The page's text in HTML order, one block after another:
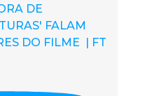
DE
FALAM
DO FILME | FT